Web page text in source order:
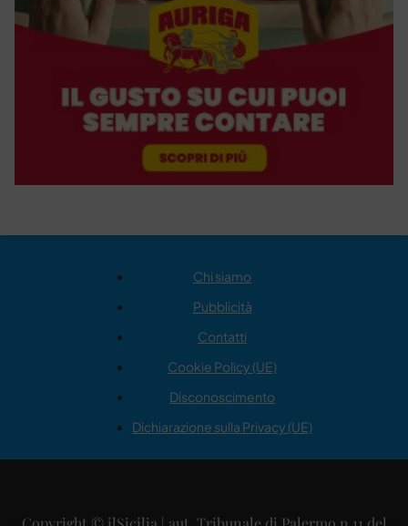
Chi siamo
Pubblicità
Contatti
Cookie Policy (UE)
Disconoscimento
Dichiarazione sulla Privacy (UE)